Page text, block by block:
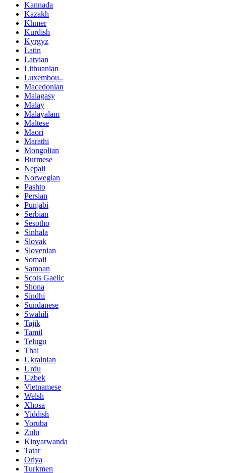
Kannada
Kazakh
Khmer
Kurdish
Kyrgyz
Latin
Latvian
Lithuanian
Luxembou..
Macedonian
Malagasy
Malay
Malayalam
Maltese
Maori
Marathi
Mongolian
Burmese
Nepali
Norwegian
Pashto
Persian
Punjabi
Serbian
Sesotho
Sinhala
Slovak
Slovenian
Somali
Samoan
Scots Gaelic
Shona
Sindhi
Sundanese
Swahili
Tajik
Tamil
Telugu
Thai
Ukrainian
Urdu
Uzbek
Vietnamese
Welsh
Xhosa
Yiddish
Yoruba
Zulu
Kinyarwanda
Tatar
Oriya
Turkmen